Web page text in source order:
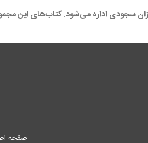
سجودی اداره می‌شود. کتاب‌های این
صفحه